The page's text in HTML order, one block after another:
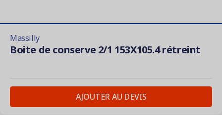
Massilly
Boite de conserve 2/1 153X105.4 rétreint
AJOUTER AU DEVIS